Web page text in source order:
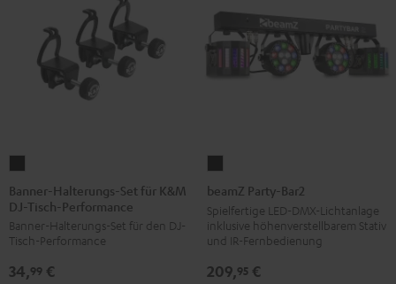
Halterungs-
Set
für
K&M
DJ-
Banner-Halterungs-Set für K&M
DJ-Tisch-Performance
Banner-Halterungs-Set für den DJ-
Tisch-Performance
34,99 €
Party-
Bar2
Schwarz
beamZ Party-Bar2
Spielfertige LED-DMX-Lichtanlage
inklusive höhenverstellbarem Stativ
und IR-Fernbedienung
209,95 €